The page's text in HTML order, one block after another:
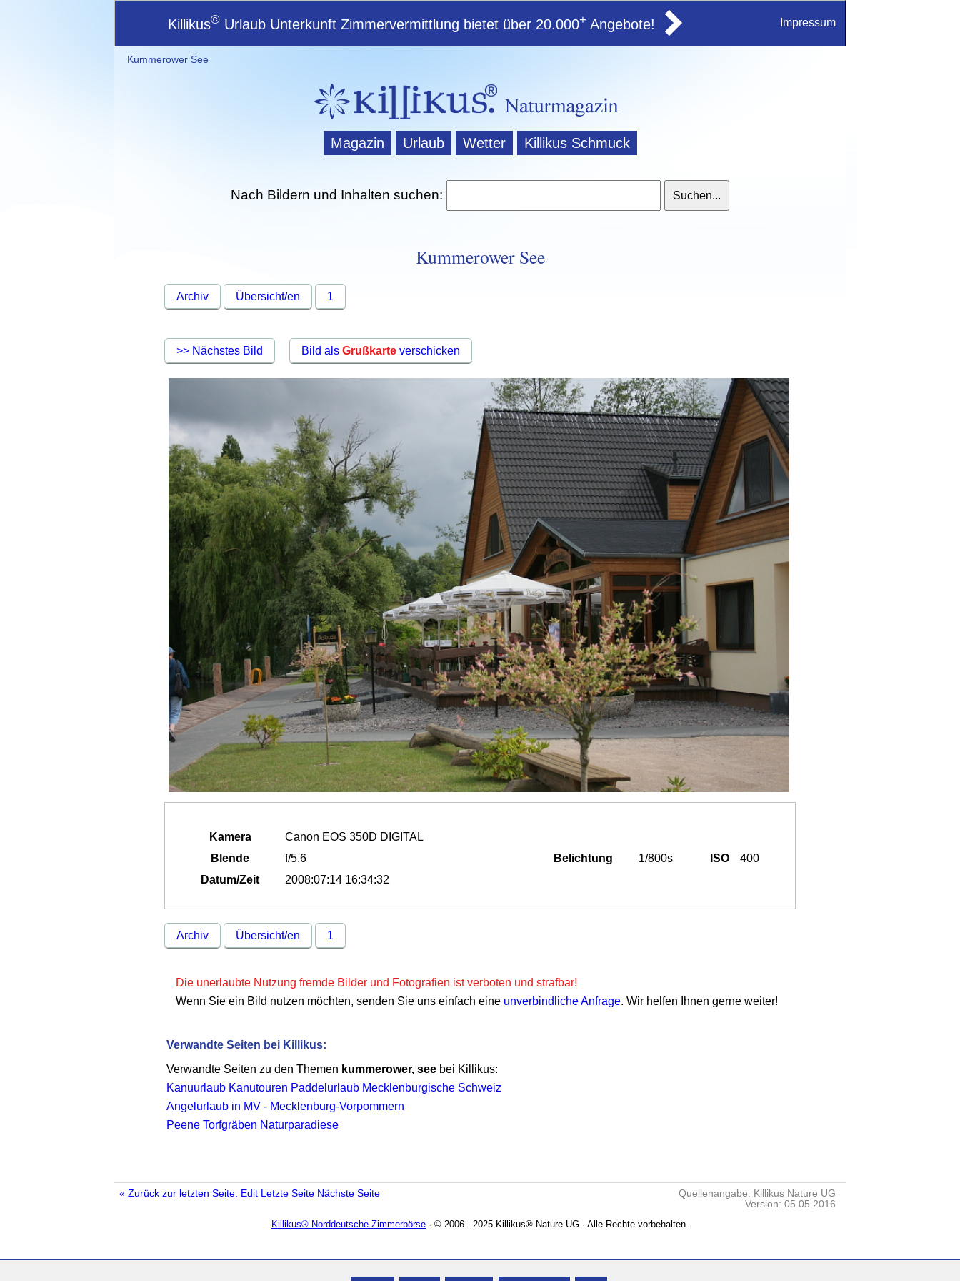
Killikus© Urlaub Unterkunft Zimmervermittlung bietet über 20.000+ Angebote! Impressum
Kummerower See
Magazin Urlaub Wetter Killikus Schmuck
Nach Bildern und Inhalten suchen:
Kummerower See
Archiv Übersicht/en 1
>> Nächstes Bild Bild als Grußkarteverschicken
Kamera
Canon EOS 350D DIGITAL
Blende
f/5.6 Belichtung 1/800s ISO
400
Datum/Zeit
2008:07:14 16:34:32
Archiv Übersicht/en 1
Die unerlaubte Nutzung fremde Bilder und Fotografien ist verboten und strafbar!
Wenn Sie ein Bild nutzen möchten, senden Sie uns einfach eine unverbindliche Anfrage. Wir helfen Ihnen gerne weiter!
Verwandte Seiten bei Killikus:
Verwandte Seiten zu den Themen kummerower, seebei Killikus:
Kanuurlaub Kanutouren Paddelurlaub Mecklenburgische Schweiz
Angelurlaub in MV - Mecklenburg-Vorpommern
Peene Torfgräben Naturparadiese
« Zurück zur letzten Seite. Edit Letzte Seite Nächste Seite
Quellenangabe: Killikus Nature UG
Version: 05.05.2016
Killikus® Norddeutsche Zimmerbörse · © 2006 - 2025 Killikus® Nature UG · Alle Rechte vorbehalten.